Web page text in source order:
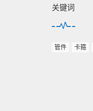
关键词
管件 卡箍